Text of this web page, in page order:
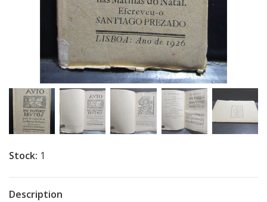
Stock: 1
Description